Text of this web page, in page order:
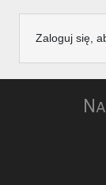
Zaloguj się,